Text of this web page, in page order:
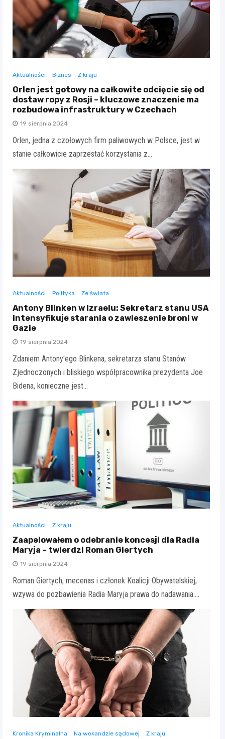
Aktualności Biznes Z kraju
Orlen jest gotowy na całkowite odcięcie się od
dostaw ropy z Rosji – kluczowe znaczenie ma
rozbudowa infrastruktury w Czechach
19 sierpnia 2024
Orlen, jedna z czołowych firm paliwowych w Polsce, jest w
stanie całkowicie zaprzestać korzystania z…
Aktualności Polityka Ze świata
Antony Blinken w Izraelu: Sekretarz stanu USA
intensyfikuje starania o zawieszenie broni w
Gazie
19 sierpnia 2024
Zdaniem Antony'ego Blinkena, sekretarza stanu Stanów
Zjednoczonych i bliskiego współpracownika prezydenta Joe
Bidena, konieczne jest…
Aktualności Z kraju
Zaapelowałem o odebranie koncesji dla Radia
Maryja – twierdzi Roman Giertych
19 sierpnia 2024
Roman Giertych, mecenas i członek Koalicji Obywatelskiej,
wzywa do pozbawienia Radia Maryja prawa do nadawania.…
Kronika Kryminalna Na wokandzie sądowej Z kraju